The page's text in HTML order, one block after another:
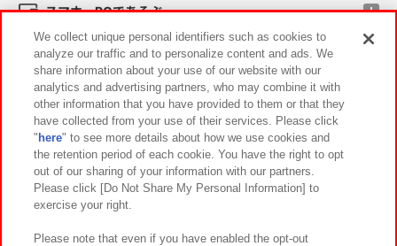
スマホ・PCであそぶ
イベント・キャンペーン
関連会社 サステナビリティ サイトポリシー
プライバシーポリシー ウェブアクセシビリティ方針と検証結果
お取引先さまとともに
カスタマーハラスメント対応方針 よくあるご質問・お問い合わせ
We collect unique personal identifiers such as cookies to
analyze our traffic and to personalize content and ads. We
share information about your use of our website with our
analytics and advertising partners, who may combine it with
other information that you have provided to them or that they
have collected from your use of their services. Please click
" here" to see more details about how we use cookies and
the retention period of each cookie. You have the right to opt
out of our sharing of your information with our partners.
Please click [Do Not Share My Personal Information] to
exercise your right.
Please note that even if you have enabled the opt-out